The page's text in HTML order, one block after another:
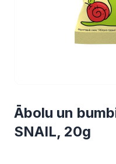
Ābolu un
SNAIL, 20g